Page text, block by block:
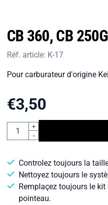
CB 360, CB 250G
Réf. article: K-17
Pour carburateur d'origine
€3,50
Quantité
+
-
Controlez toujours la
Nettoyez toujours le
Remplaçez toujours le
pointeau.